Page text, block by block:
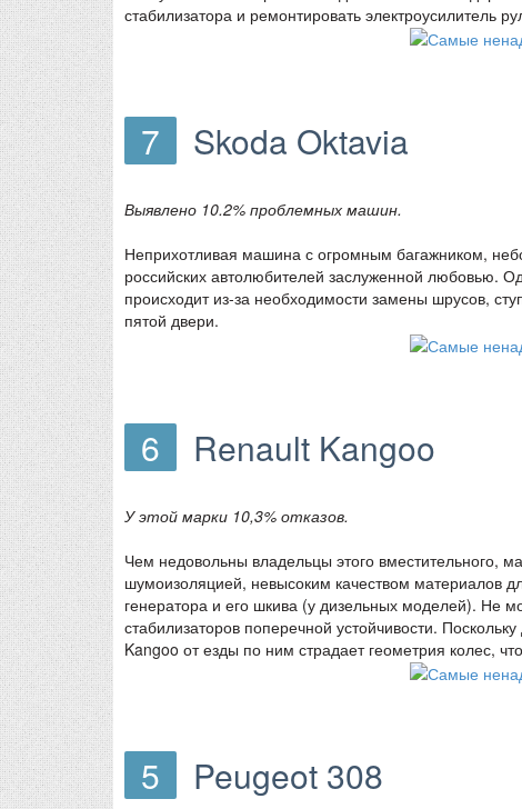
стабилизатора и ремонтировать электроусилитель
7 Skoda Oktavia
Выявлено 10.2% проблемных машин.
Неприхотливая машина с огромным багажником,
российских автолюбителей заслуженной любовью.
происходит из-за необходимости замены шрусов,
пятой двери.
6 Renault Kangoo
У этой марки 10,3% отказов.
Чем недовольны владельцы этого вместительного,
шумоизоляцией, невысоким качеством материалов
генератора и его шкива (у дизельных моделей). Не
стабилизаторов поперечной устойчивости.
Kangoo от езды по ним страдает геометрия колес,
5 Peugeot 308